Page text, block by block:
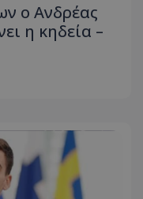
ο Ανδρέας
η κηδεία –